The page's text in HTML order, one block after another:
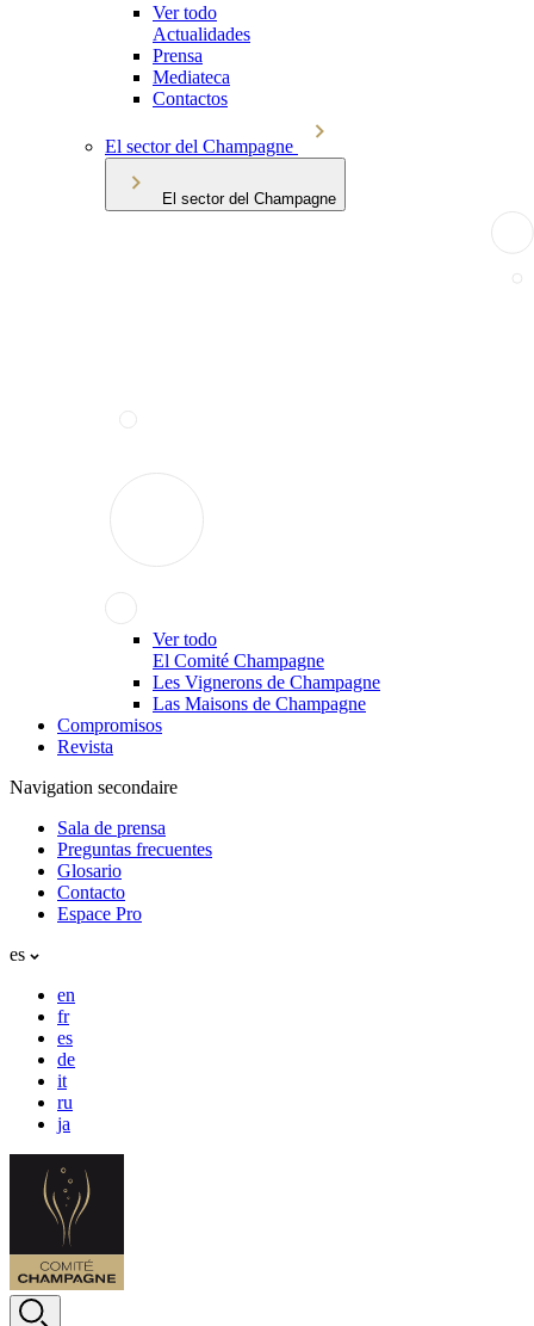
Ver todo
Actualidades
Prensa
Mediateca
Contactos
El sector del Champagne
El sector del Champagne
Ver todo
El Comité Champagne
Les Vignerons de Champagne
Las Maisons de Champagne
Compromisos
Revista
Navigation secondaire
Sala de prensa
Preguntas frecuentes
Glosario
Contacto
Espace Pro
es
en
fr
es
de
it
ru
ja